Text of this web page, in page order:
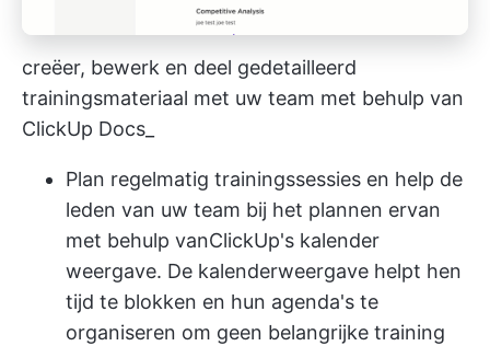
creëer, bewerk en deel gedetailleerd
trainingsmateriaal met uw team met behulp van
ClickUp Docs_
Plan regelmatig trainingssessies en help de
leden van uw team bij het plannen ervan
met behulp vanClickUp's kalender
weergave. De kalenderweergave helpt hen
tijd te blokken en hun agenda's te
organiseren om geen belangrijke training